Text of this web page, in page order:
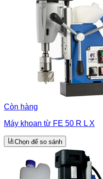
Còn hàng
Máy khoan từ FE 50 R L X
Chọn để so sánh